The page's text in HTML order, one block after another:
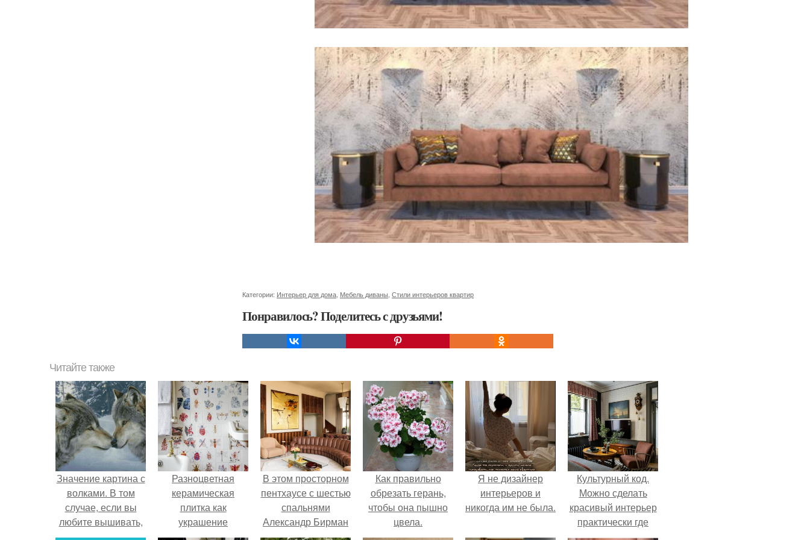
Категории: Интерьер для дома Мебель диваны Стили интерьеров квартир
Понравилось? Поделитесь с друзьями!
Читайте также
Значение картина с
волками. В том
случае, если вы
любите вышивать,
то наверняка
Разноцветная
керамическая
плитка как
украшение
интерьера.
В этом просторном
пентхаусе с шестью
спальнями
Александр Бирман
живет со своей
Как правильно
обрезать герань,
чтобы она пышно
цвела.
Я не дизайнер
интерьеров и
никогда им не была.
Культурный код.
Можно сделать
красивый интерьер
практически где
угодно.